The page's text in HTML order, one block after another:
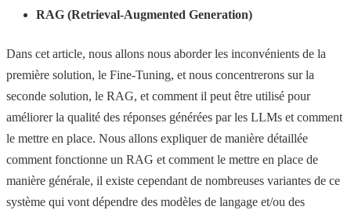
RAG (Retrieval-Augmented Generation)
Dans cet article, nous allons nous aborder les inconvénients de la
première solution, le Fine-Tuning, et nous concentrerons sur la
seconde solution, le RAG, et comment il peut être utilisé pour
améliorer la qualité des réponses générées par les LLMs et comment
le mettre en place. Nous allons expliquer de manière détaillée
comment fonctionne un RAG et comment le mettre en place de
manière générale, il existe cependant de nombreuses variantes de ce
système qui vont dépendre des modèles de langage et/ou des